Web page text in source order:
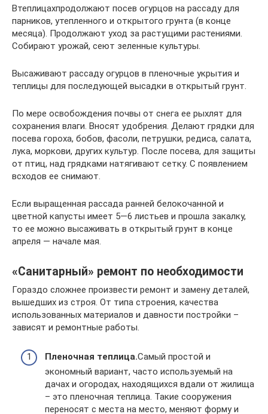
Втеплицахпродолжают посев огурцов на рассаду для
парников, утепленного и открытого грунта (в конце
месяца). Продолжают уход за растущими растениями.
Собирают урожай, сеют зеленные культуры.
Высаживают рассаду огурцов в пленочные укрытия и
теплицы для последующей высадки в открытый грунт.
По мере освобождения почвы от снега ее рыхлят для
сохранения влаги. Вносят удобрения. Делают грядки для
посева гороха, бобов, фасоли, петрушки, редиса, салата,
лука, моркови, других культур. После посева, для защиты
от птиц, над грядками натягивают сетку. С появлением
всходов ее снимают.
Если выращенная рассада ранней белокочанной и
цветной капусты имеет 5—6 листьев и прошла закалку,
то ее можно высаживать в открытый грунт в конце
апреля — начале мая.
«Санитарный» ремонт по необходимости
Гораздо сложнее произвести ремонт и замену деталей,
вышедших из строя. От типа строения, качества
использованных материалов и давности постройки –
зависят и ремонтные работы.
Пленочная теплица.Самый простой и
экономный вариант, часто используемый на
дачах и огородах, находящихся вдали от жилища
– это пленочная теплица. Такие сооружения
переносят с места на место, меняют форму и